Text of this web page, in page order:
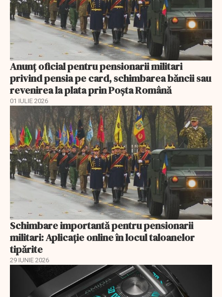
Anunţ oficial pentru pensionarii militari
privind pensia pe card, schimbarea băncii sau
revenirea la plata prin Poşta Română
01 IULIE 2026
Schimbare importantă pentru pensionarii
militari: Aplicaţie online în locul taloanelor
tipărite
29 IUNIE 2026